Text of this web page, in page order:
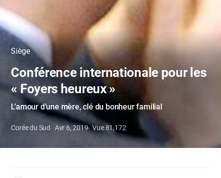
Siège
Conférence internationale pour les
« Foyers heureux »
L’amour d’une mère, clé du bonheur familial
Corée du Sud Avr 6, 2019 Vue81,172